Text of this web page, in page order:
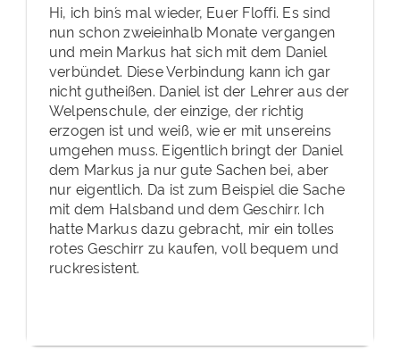
Hi, ich bin´s mal wieder, Euer Floffi. Es sind
nun schon zweieinhalb Monate vergangen
und mein Markus hat sich mit dem Daniel
verbündet. Diese Verbindung kann ich gar
nicht gutheißen. Daniel ist der Lehrer aus der
Welpenschule, der einzige, der richtig
erzogen ist und weiß, wie er mit unsereins
umgehen muss. Eigentlich bringt der Daniel
dem Markus ja nur gute Sachen bei, aber
nur eigentlich. Da ist zum Beispiel die Sache
mit dem Halsband und dem Geschirr. Ich
hatte Markus dazu gebracht, mir ein tolles
rotes Geschirr zu kaufen, voll bequem und
ruckresistent.